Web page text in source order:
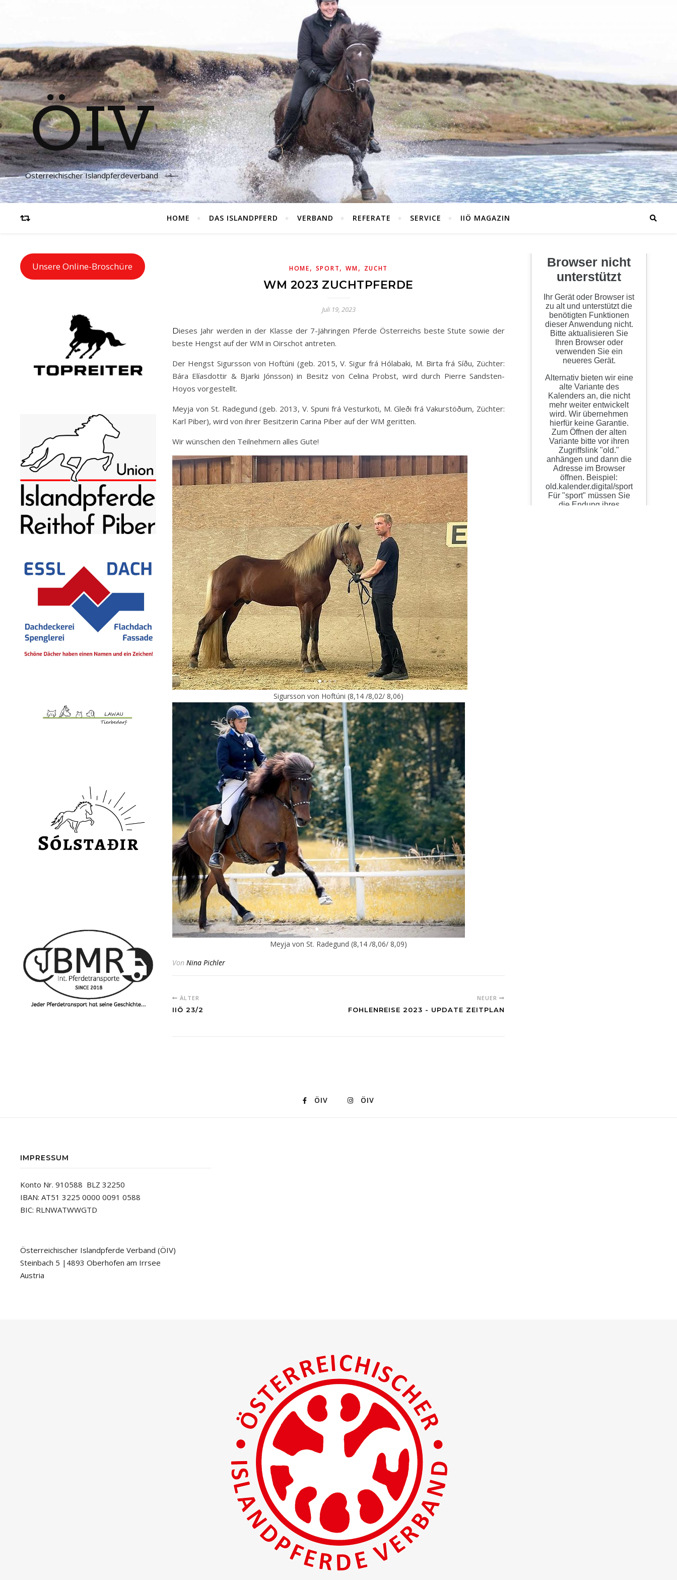
ÖIV
Österreichischer Islandpferdeverband
HOME DAS ISLANDPFERD VERBAND REFERATE SERVICE IIÖ MAGAZIN
Unsere Online-Broschüre HOME, SPORT,WM, ZUCHT
WM 2023 ZUCHTPFERDE
Juli 19, 2023
Dieses Jahr werden in der Klasse der 7-Jähringen Pferde Österreichs beste Stute sowie der
beste Hengst auf der WM in Oirschot antreten.
Der Hengst Sigursson von Hoftúni (geb. 2015, V. Sigur frá Hólabaki, M. Birta frá Síðu, Züchter:
Bára Elíasdottir & Bjarki Jónsson) in Besitz von Celina Probst, wird durch Pierre Sandsten-
Hoyos vorgestellt.
Meyja von St. Radegund (geb. 2013, V. Spuni frá Vesturkoti, M. Gleði frá Vakurstöðum, Züchter:
Karl Piber), wird von ihrer Besitzerin Carina Piber auf der WM geritten.
Wir wünschen den Teilnehmern alles Gute!
Sigursson von Hoftúni (8,14 /8,02/ 8,06)
Meyja von St. Radegund (8,14 /8,06/ 8,09)
Von Nina Pichler
ÄLTER
IIÖ 23/2
NEUER
FOHLENREISE 2023 - UPDATE ZEITPLAN
ÖIV ÖIV
IMPRESSUM
Konto Nr. 910588 BLZ 32250
IBAN: AT51 3225 0000 0091 0588
BIC: RLNWATWWGTD
Österreichischer Islandpferde Verband (ÖIV)
Steinbach 5 |4893 Oberhofen am Irrsee
Austria